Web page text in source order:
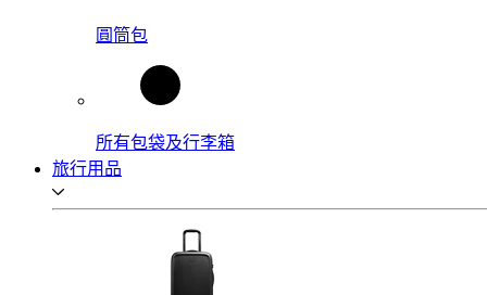
圓筒包
所有包袋及行李箱
旅行用品